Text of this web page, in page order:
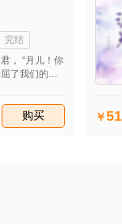
完结
， “月儿！你
了我们的孩
委屈了你自
购买